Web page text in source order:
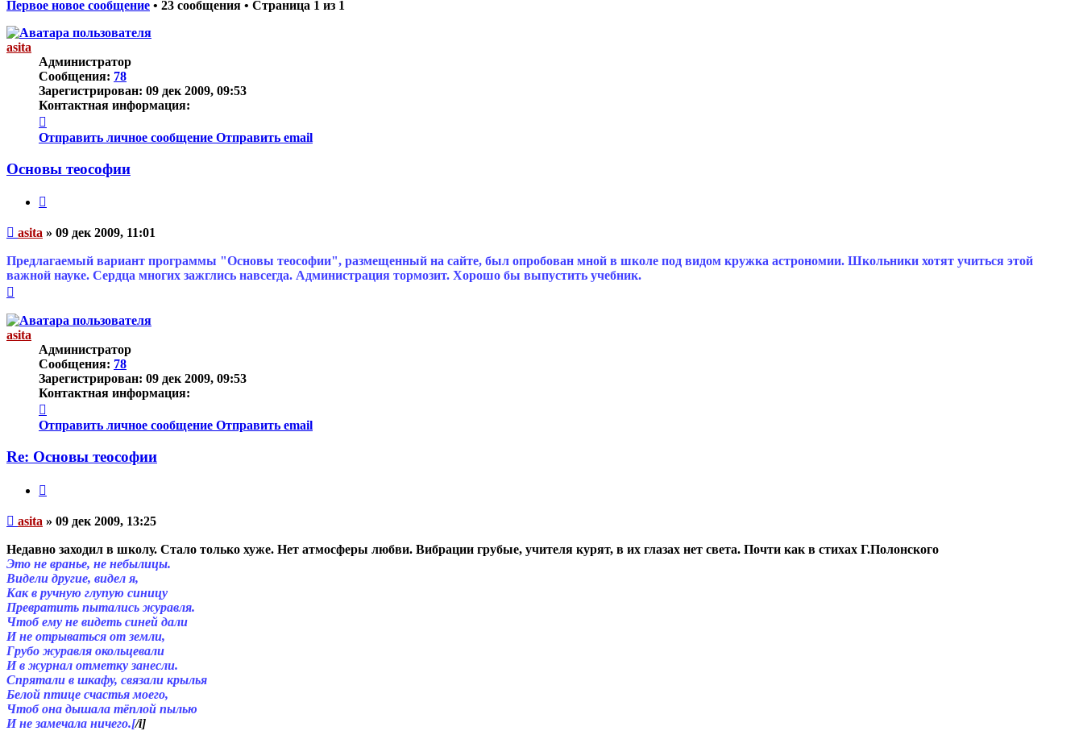
Первое новое сообщение • 23 сообщения • Страница 1 из 1
asita
Администратор
Сообщения: 78
Зарегистрирован: 09 дек 2009, 09:53
Контактная информация:
информация
пользователя
Отправить личное сообщение Отправить email
Основы теософии
Непрочитанное
сообщение
asita » 09 дек 2009, 11:01
Предлагаемый вариант программы "Основы теософии", размещенный на сайте, был опробован мной в школе под видом кружка астрономии. Школьники хотят учиться этой
важной науке. Сердца многих зажглись навсегда. Администрация тормозит. Хорошо бы выпустить учебник.
началу
asita
Администратор
Сообщения: 78
Зарегистрирован: 09 дек 2009, 09:53
Контактная информация:
информация
пользователя
Отправить личное сообщение Отправить email
Re: Основы теософии
Непрочитанное
сообщение
asita » 09 дек 2009, 13:25
Недавно заходил в школу. Стало только хуже. Нет атмосферы любви. Вибрации грубые, учителя курят, в их глазах нет света. Почти как в стихах Г.Полонского
Это не вранье, не небылицы.
Видели другие, видел я,
Как в ручную глупую синицу
Превратить пытались журавля.
Чтоб ему не видеть синей дали
И не отрываться от земли,
Грубо журавля окольцевали
И в журнал отметку занесли.
Спрятали в шкафу, связали крылья
Белой птице счастья моего,
Чтоб она дышала тёплой пылью
И не замечала ничего.[/i]